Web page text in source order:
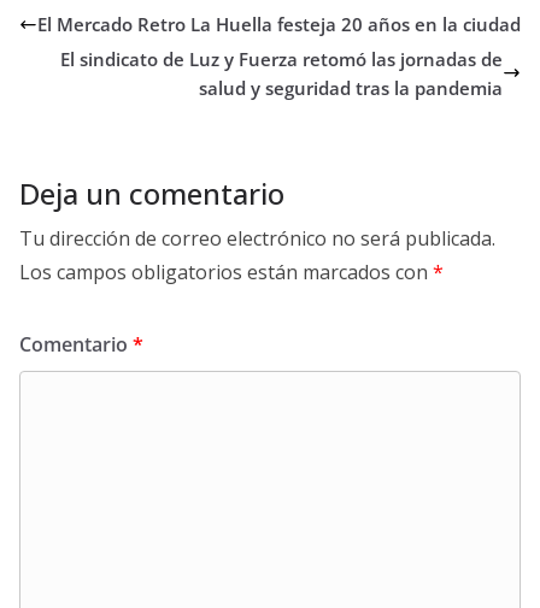
El Mercado Retro La Huella festeja 20 años en la ciudad
El sindicato de Luz y Fuerza retomó las jornadas de
salud y seguridad tras la pandemia
Deja un comentario
Tu dirección de correo electrónico no será publicada.
Los campos obligatorios están marcados con *
Comentario *